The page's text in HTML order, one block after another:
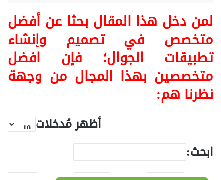
لمن دخل هذا المقال بحثا عن أفضل
متخصص في تصميم وإنشاء
تطبيقات الجوال؛ فإن افضل
متخصصين بهذا المجال من وجهة
نظرنا هم:
أظهر مُدخلات
ابحث: